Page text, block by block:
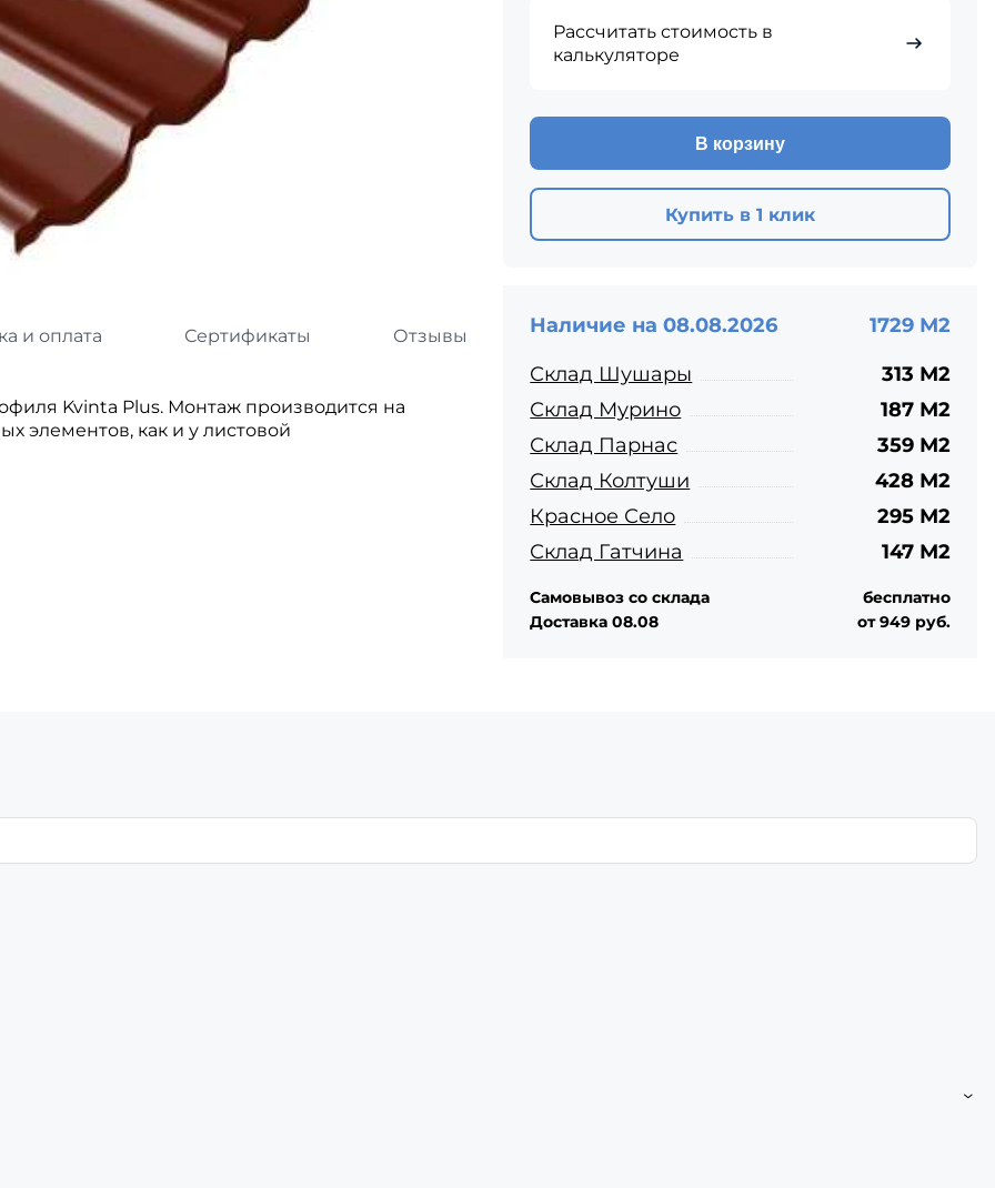
Шинглас
Комплектующие для ЦПЧ
и оплата Сертификаты Отзывы
Kvinta Plus. Монтаж производится на
элементов, как и у листовой
Рассчитать стоимость в
калькуляторе
В корзину
Купить в 1 клик
Наличие на 08.08.2026
1729 М2
Склад Шушары
313 М2
Склад Мурино
187 М2
Склад Парнас
359 М2
Склад Колтуши
428 М2
Красное Село
295 М2
Склад Гатчина
147 М2
Самовывоз со склада
бесплатно
Доставка 08.08
от 949 руб.